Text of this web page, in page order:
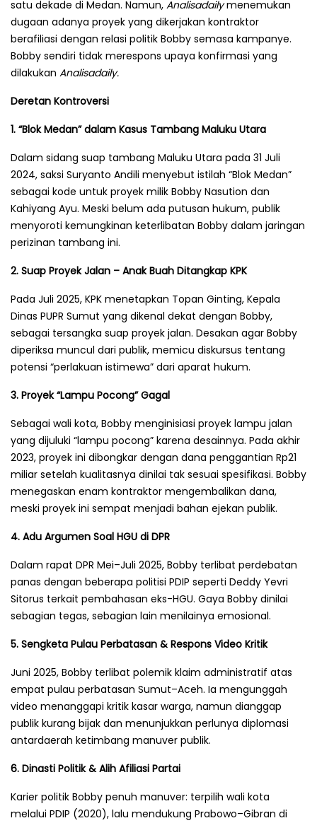
satu dekade di Medan. Namun, Analisadailymenemukan
dugaan adanya proyek yang dikerjakan kontraktor
berafiliasi dengan relasi politik Bobby semasa kampanye.
Bobby sendiri tidak merespons upaya konfirmasi yang
dilakukan Analisadaily.
Deretan Kontroversi
1. “Blok Medan” dalam Kasus Tambang Maluku Utara
Dalam sidang suap tambang Maluku Utara pada 31 Juli
2024, saksi Suryanto Andili menyebut istilah “Blok Medan”
sebagai kode untuk proyek milik Bobby Nasution dan
Kahiyang Ayu. Meski belum ada putusan hukum, publik
menyoroti kemungkinan keterlibatan Bobby dalam jaringan
perizinan tambang ini.
2. Suap Proyek Jalan – Anak Buah Ditangkap KPK
Pada Juli 2025, KPK menetapkan Topan Ginting, Kepala
Dinas PUPR Sumut yang dikenal dekat dengan Bobby,
sebagai tersangka suap proyek jalan. Desakan agar Bobby
diperiksa muncul dari publik, memicu diskursus tentang
potensi “perlakuan istimewa” dari aparat hukum.
3. Proyek “Lampu Pocong” Gagal
Sebagai wali kota, Bobby menginisiasi proyek lampu jalan
yang dijuluki “lampu pocong” karena desainnya. Pada akhir
2023, proyek ini dibongkar dengan dana penggantian Rp21
miliar setelah kualitasnya dinilai tak sesuai spesifikasi. Bobby
menegaskan enam kontraktor mengembalikan dana,
meski proyek ini sempat menjadi bahan ejekan publik.
4. Adu Argumen Soal HGU di DPR
Dalam rapat DPR Mei–Juli 2025, Bobby terlibat perdebatan
panas dengan beberapa politisi PDIP seperti Deddy Yevri
Sitorus terkait pembahasan eks-HGU. Gaya Bobby dinilai
sebagian tegas, sebagian lain menilainya emosional.
5. Sengketa Pulau Perbatasan & Respons Video Kritik
Juni 2025, Bobby terlibat polemik klaim administratif atas
empat pulau perbatasan Sumut–Aceh. Ia mengunggah
video menanggapi kritik kasar warga, namun dianggap
publik kurang bijak dan menunjukkan perlunya diplomasi
antardaerah ketimbang manuver publik.
6. Dinasti Politik & Alih Afiliasi Partai
Karier politik Bobby penuh manuver: terpilih wali kota
melalui PDIP (2020), lalu mendukung Prabowo–Gibran di